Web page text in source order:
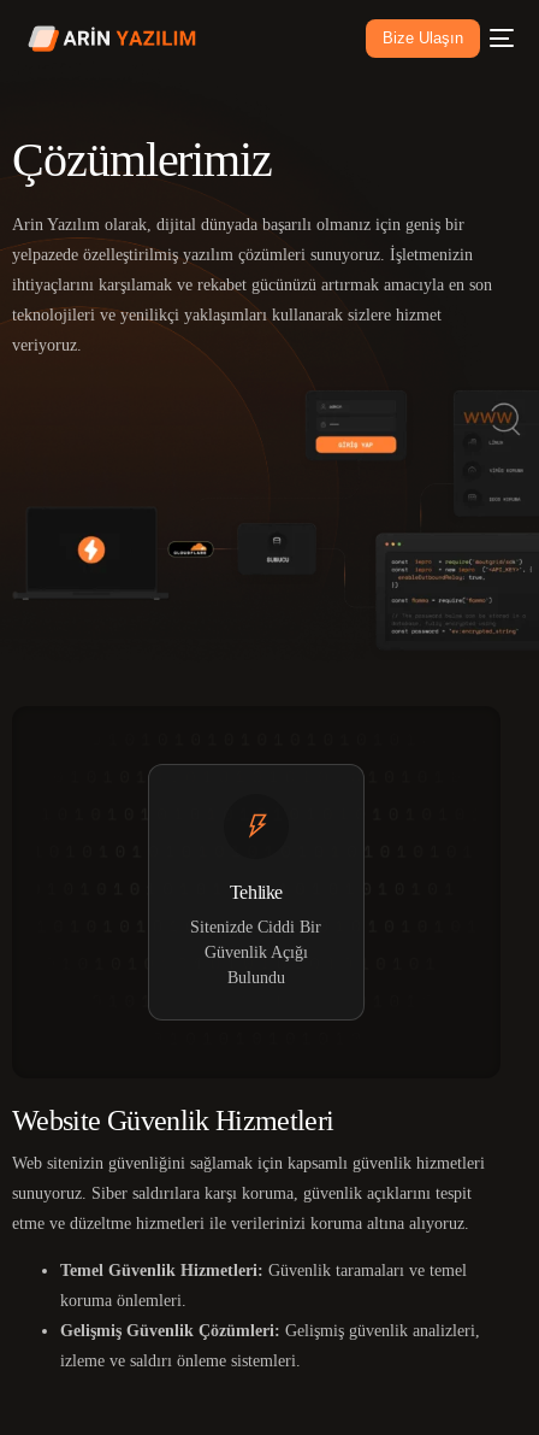
Bize Ulaşın
Çözümlerimiz
Arin Yazılım olarak, dijital dünyada başarılı olmanız için geniş bir
yelpazede özelleştirilmiş yazılım çözümleri sunuyoruz. İşletmenizin
ihtiyaçlarını karşılamak ve rekabet gücünüzü artırmak amacıyla en son
teknolojileri ve yenilikçi yaklaşımları kullanarak sizlere hizmet
veriyoruz.
Website Güvenlik Hizmetleri
Web sitenizin güvenliğini sağlamak için kapsamlı güvenlik hizmetleri
sunuyoruz. Siber saldırılara karşı koruma, güvenlik açıklarını tespit
etme ve düzeltme hizmetleri ile verilerinizi koruma altına alıyoruz.
Temel Güvenlik Hizmetleri: Güvenlik taramaları ve temel
koruma önlemleri.
Gelişmiş Güvenlik Çözümleri: Gelişmiş güvenlik analizleri,
izleme ve saldırı önleme sistemleri.
Tehlike
Sitenizde Ciddi Bir
Güvenlik Açığı
Bulundu